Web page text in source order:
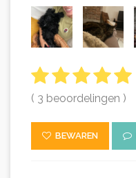
( 3 beoordelingen )
BEWAREN